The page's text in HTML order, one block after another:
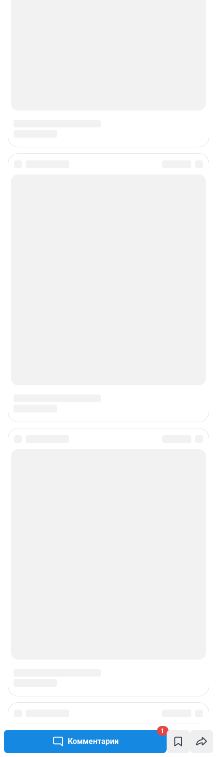
Комментарии
1